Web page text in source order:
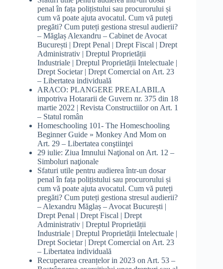
penal în fața polițistului sau procurorului și
cum vă poate ajuta avocatul. Cum vă puteți
pregăti? Cum puteți gestiona stresul audierii?
– Măglaș Alexandru – Cabinet de Avocat
București | Drept Penal | Drept Fiscal | Drept
Administrativ | Dreptul Proprietății
Industriale | Dreptul Proprietății Intelectuale |
Drept Societar | Drept Comercial on Art. 23
– Libertatea individuală
ARACO: PLANGERE PREALABILA
impotriva Hotararii de Guvern nr. 375 din 18
martie 2022 | Revista Constructiiloron Art. 1
– Statul român
Homeschooling 101- The Homeschooling
Beginner Guide » Monkey And Mom on
Art. 29 – Libertatea conştiinţei
29 iulie: Ziua Imnului Naţional on Art. 12 –
Simboluri naţionale
Sfaturi utile pentru audierea într-un dosar
penal în fața polițistului sau procurorului și
cum vă poate ajuta avocatul. Cum vă puteți
pregăti? Cum puteți gestiona stresul audierii?
– Alexandru Măglaș – Avocat București |
Drept Penal | Drept Fiscal | Drept
Administrativ | Dreptul Proprietății
Industriale | Dreptul Proprietății Intelectuale |
Drept Societar | Drept Comercial on Art. 23
– Libertatea individuală
Recuperarea creanțelor in 2023 on Art. 53 –